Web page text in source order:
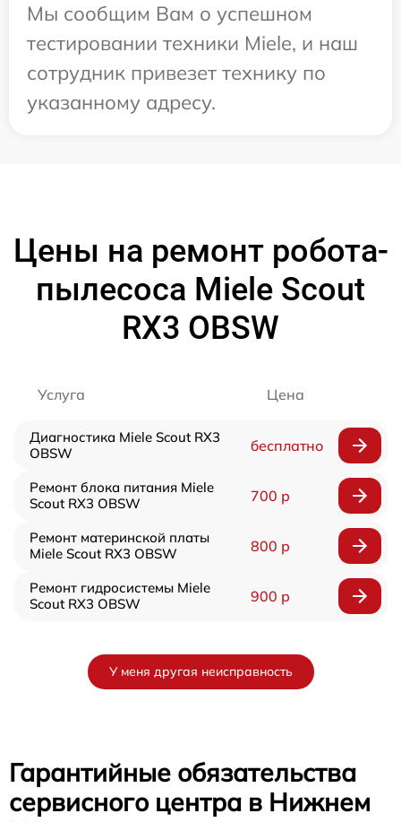
Мы сообщим Вам о успешном
тестировании техники Miele, и наш
сотрудник привезет технику по
указанному адресу.
Цены на ремонт робота-
пылесоса Miele Scout
RX3 OBSW
Услуга Цена
Диагностика Miele Scout RX3
OBSW
бесплатно
Ремонт блока питания Miele
Scout RX3 OBSW
700 р
Ремонт материнской платы
Miele Scout RX3 OBSW
800 р
Ремонт гидросистемы Miele
Scout RX3 OBSW
900 р
У меня другая неисправность
Гарантийные обязательства
сервисного центра в Нижнем